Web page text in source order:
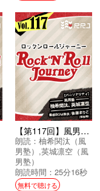
【第117回】風男塾のRock’N’Roll Journey
朗読：柚希関汰（風
男塾） ,英城凛空（風
男塾）
朗読時間：25分16秒
無料で聴ける